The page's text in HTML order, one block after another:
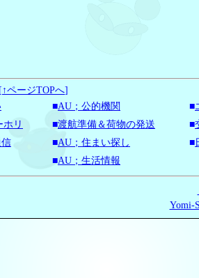
[ ↑ページTOPへ]
■AU；公的機関 ■
リ ■渡航準備＆荷物の発送 ■
■AU；住まい探し ■
■AU；生活情報
Yomi-